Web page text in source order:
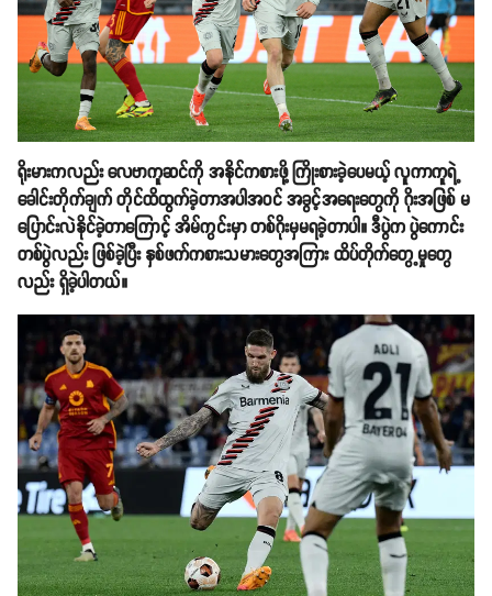
ရိုးမားကလည်း လေဗာကူဆင်ကို အနိုင်ကစားဖို့ ကြိုးစားခဲ့ပေမယ့် လူကာကူရဲ့
ခေါင်းတိုက်ချက် တိုင်ထိထွက်ခဲ့တာအပါအဝင် အခွင့်အရေးတွေကို ဂိုးအဖြစ် မ
ပြောင်းလဲနိုင်ခဲ့တာကြောင့် အိမ်ကွင်းမှာ တစ်ဂိုးမှမရခဲ့တာပါ။ ဒီပွဲက ပွဲကောင်း
တစ်ပွဲလည်း ဖြစ်ခဲ့ပြီး နှစ်ဖက်ကစားသမားတွေအကြား ထိပ်တိုက်တွေ့မှုတွေ
လည်း ရှိခဲ့ပါတယ်။